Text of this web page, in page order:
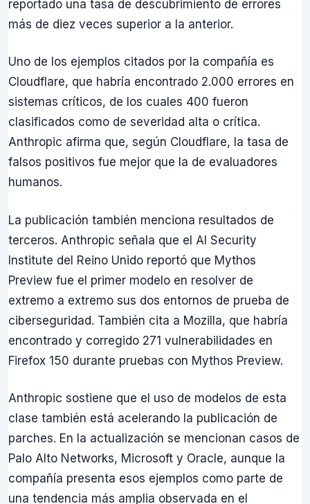
reportado una tasa de descubrimiento de errores
más de diez veces superior a la anterior.
Uno de los ejemplos citados por la compañía es
Cloudflare, que habría encontrado 2.000 errores en
sistemas críticos, de los cuales 400 fueron
clasificados como de severidad alta o crítica.
Anthropic afirma que, según Cloudflare, la tasa de
falsos positivos fue mejor que la de evaluadores
humanos.
La publicación también menciona resultados de
terceros. Anthropic señala que el AI Security
Institute del Reino Unido reportó que Mythos
Preview fue el primer modelo en resolver de
extremo a extremo sus dos entornos de prueba de
ciberseguridad. También cita a Mozilla, que habría
encontrado y corregido 271 vulnerabilidades en
Firefox 150 durante pruebas con Mythos Preview.
Anthropic sostiene que el uso de modelos de esta
clase también está acelerando la publicación de
parches. En la actualización se mencionan casos de
Palo Alto Networks, Microsoft y Oracle, aunque la
compañía presenta esos ejemplos como parte de
una tendencia más amplia observada en el